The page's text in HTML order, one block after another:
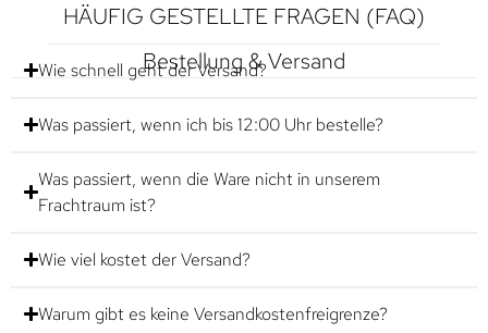
HÄUFIG GESTELLTE FRAGEN (FAQ)
Bestellung & Versand
Wie schnell geht der Versand?
Was passiert, wenn ich bis 12:00 Uhr bestelle?
Was passiert, wenn die Ware nicht in unserem
Frachtraum ist?
Wie viel kostet der Versand?
Warum gibt es keine Versandkostenfreigrenze?